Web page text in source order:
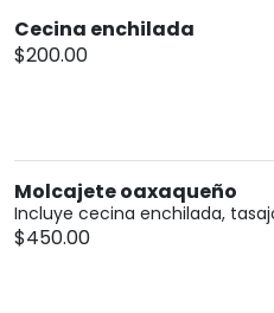
Cecina enchilada
$200.00
Molcajete oaxaqueño
Incluye cecina enchilada,
$450.00